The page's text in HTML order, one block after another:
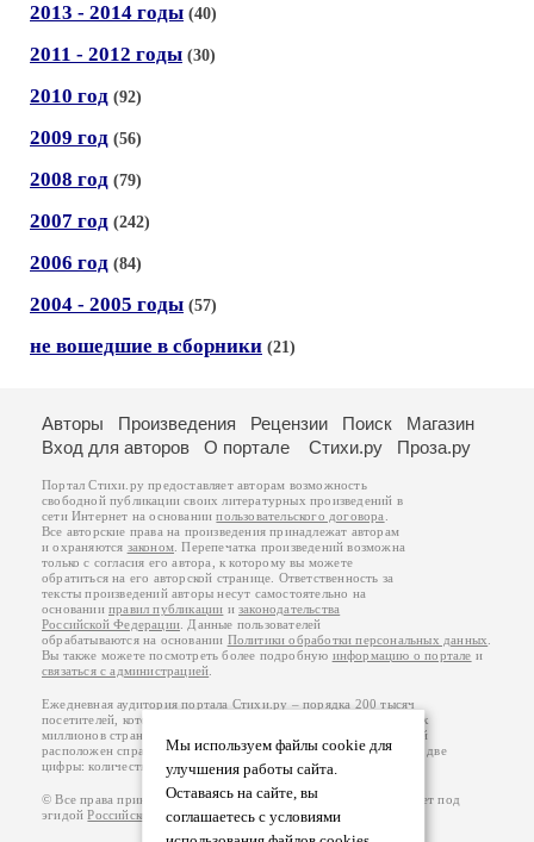
2013 - 2014 годы (40)
2011 - 2012 годы (30)
2010 год (92)
2009 год (56)
2008 год (79)
2007 год (242)
2006 год (84)
2004 - 2005 годы (57)
не вошедшие в сборники (21)
Мы используем файлы cookie для
улучшения работы сайта.
Оставаясь на сайте, вы
соглашаетесь с условиями
Авторы Произведения Рецензии Поиск
Магазин
Вход для авторов
О портале Стихи.ру Проза.ру
Портал Стихи.ру предоставляет авторам возможность
свободной публикации своих литературных произведений в
сети Интернет на основаниипользовательского договора
Все авторские права на произведения принадлежат авторам
и охраняются законом . Перепечатка произведений возможна
только с согласия его автора, к которому вы можете
обратиться на его авторской странице. Ответственность за
тексты произведений авторы несут самостоятельно на
основанииправил публикации изаконодательства
Российской Федерации . Данные пользователей
обрабатываются на основании Политики обработки персональных данных
Вы также можете посмотреть более подробную информацию о портале и
связаться с администрацией
Ежедневная аудитория портала Стихи.ру – порядка 200 тысяч
посетителей, которые в общей сумме просматривают более двух
миллионов страниц по данным счетчика посещаемости, который
расположен справа от этого текста. В каждой графе указано по две
цифры: количество просмотров и количество посетителей.
© Все права принадлежат авторам, 2000-2026. Портал работает под
эгидойРоссийского союза писателей.18+